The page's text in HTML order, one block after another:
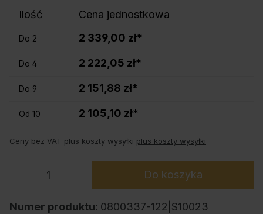
Ilość Cena jednostkowa
Do 2 2 339,00 zł*
Do 4 2 222,05 zł*
Do 9 2 151,88 zł*
Od 10 2 105,10 zł*
Ceny bez VAT plus koszty wysyłki plus koszty wysyłki
Do koszyka
Numer produktu: 0800337-122|S10023